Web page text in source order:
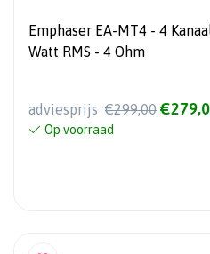
Emphaser EA-MT4 - 4
Watt RMS - 4 Ohm
adviesprijs €299,00
Op voorraad